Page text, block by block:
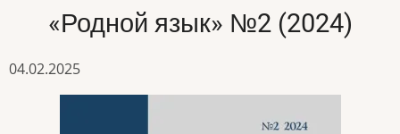
«Родной язык» №2 (2024)
04.02.2025